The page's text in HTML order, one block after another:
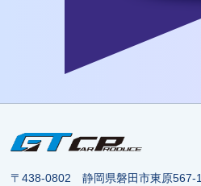
〒438-0802 静岡県磐田市東原567-1